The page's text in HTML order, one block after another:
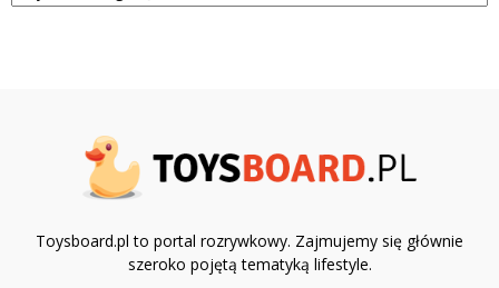
Toysboard.pl to portal rozrywkowy. Zajmujemy się głównie
szeroko pojętą tematyką lifestyle.